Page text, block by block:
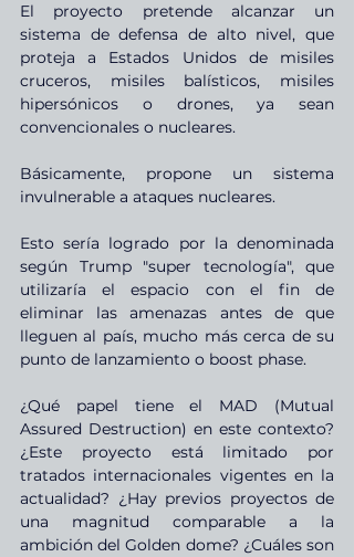
El proyecto pretende alcanzar un
sistema de defensa de alto nivel, que
proteja a Estados Unidos de misiles
cruceros, misiles balísticos, misiles
hipersónicos o drones, ya sean
convencionales o nucleares.
Básicamente, propone un sistema
invulnerable a ataques nucleares.
Esto sería logrado por la denominada
según Trump "super tecnología", que
utilizaría el espacio con el fin de
eliminar las amenazas antes de que
lleguen al país, mucho más cerca de su
punto de lanzamiento o boost phase.
¿Qué papel tiene el MAD (Mutual
Assured Destruction) en este contexto?
¿Este proyecto está limitado por
tratados internacionales vigentes en la
actualidad? ¿Hay previos proyectos de
una magnitud comparable a la
ambición del Golden dome? ¿Cuáles son